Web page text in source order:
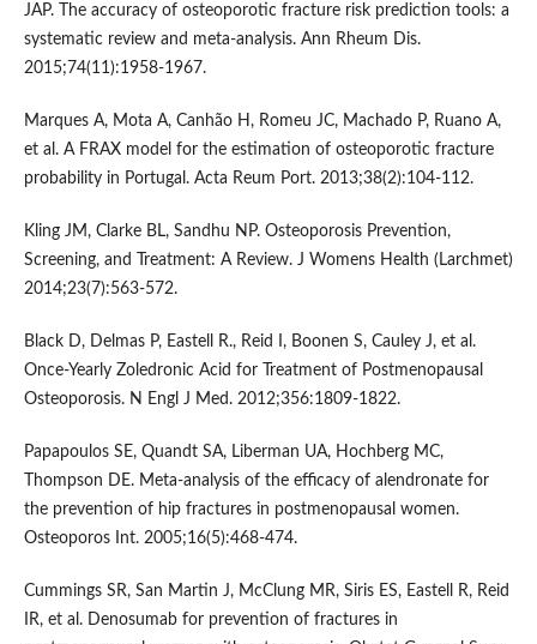
JAP. The accuracy of osteoporotic fracture risk prediction tools: a
systematic review and meta-analysis. Ann Rheum Dis.
2015;74(11):1958-1967.
Marques A, Mota A, Canhão H, Romeu JC, Machado P, Ruano A,
et al. A FRAX model for the estimation of osteoporotic fracture
probability in Portugal. Acta Reum Port. 2013;38(2):104-112.
Kling JM, Clarke BL, Sandhu NP. Osteoporosis Prevention,
Screening, and Treatment: A Review. J Womens Health (Larchmet)
2014;23(7):563-572.
Black D, Delmas P, Eastell R., Reid I, Boonen S, Cauley J, et al.
Once-Yearly Zoledronic Acid for Treatment of Postmenopausal
Osteoporosis. N Engl J Med. 2012;356:1809-1822.
Papapoulos SE, Quandt SA, Liberman UA, Hochberg MC,
Thompson DE. Meta-analysis of the efficacy of alendronate for
the prevention of hip fractures in postmenopausal women.
Osteoporos Int. 2005;16(5):468-474.
Cummings SR, San Martin J, McClung MR, Siris ES, Eastell R, Reid
IR, et al. Denosumab for prevention of fractures in